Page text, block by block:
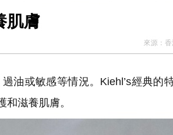
肌膚
來源： 香
油或敏感等情況。Kiehl’s經典的
滋養肌膚。